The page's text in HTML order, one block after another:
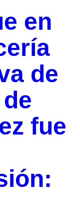
en
de
fue